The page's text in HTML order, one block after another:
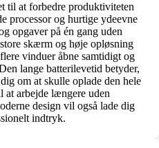
til at forbedre produktiviteten
processor og hurtige ydeevne
opgaver på én gang uden
skærm og høje opløsning
vinduer åbne samtidigt og
lange batterilevetid betyder,
om at skulle oplade den hele
arbejde længere uden
design vil også lade dig
indtryk.